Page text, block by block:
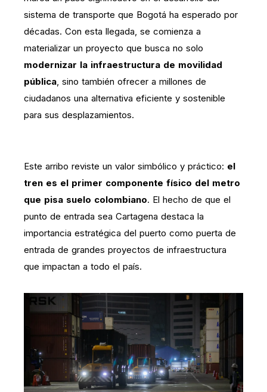
sistema de transporte que Bogotá ha esperado por
décadas. Con esta llegada, se comienza a
materializar un proyecto que busca no solo
modernizar la infraestructura de movilidad
pública , sino también ofrecer a millones de
ciudadanos una alternativa eficiente y sostenible
para sus desplazamientos.
Este arribo reviste un valor simbólico y práctico: el
tren es el primer componente físico del metro
que pisa suelo colombiano. El hecho de que el
punto de entrada sea Cartagena destaca la
importancia estratégica del puerto como puerta de
entrada de grandes proyectos de infraestructura
que impactan a todo el país.